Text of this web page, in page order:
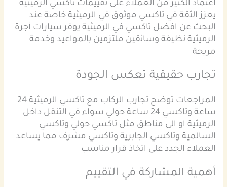
اعتماد الكثير من العملاء على تقييمات تاكسي الرميثية
يعزز الثقة في تاكسي موثوق في الرميثية خاصة عند
البحث عن افضل تاكسي في الرميثية يوفر سيارات أجرة
الرميثية نظيفة وسائقين ملتزمين بالمواعيد وخدمة
مريحة
تجارب حقيقية تعكس الجودة
المراجعات توضح تجارب الركاب مع تاكسي الرميثية 24
ساعة وتاكسي 24 ساعة حولي سواء في التنقل داخل
الرميثية او الى مناطق مثل تاكسي حولي وتاكسي
السالمية وتاكسي الجابرية وتاكسي مشرف مما يساعد
العملاء الجدد على اتخاذ قرار مناسب
أهمية المشاركة في التقييم